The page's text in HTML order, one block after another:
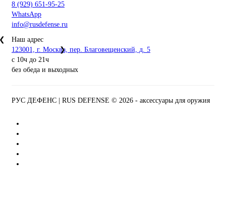
8 (929) 651-95-25
WhatsApp
info@rusdefense.ru
Наш адрес
❯
123001, г. Москва, пер. Благовещенский, д. 5
с 10ч до 21ч
без обеда и выходных
РУС ДЕФЕНС | RUS DEFENSE © 2026 - аксессуары для оружия